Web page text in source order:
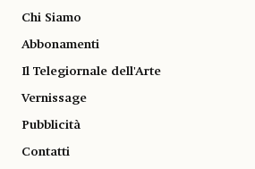
Chi Siamo
Abbonamenti
Il Telegiornale dell'Arte
Vernissage
Pubblicità
Contatti